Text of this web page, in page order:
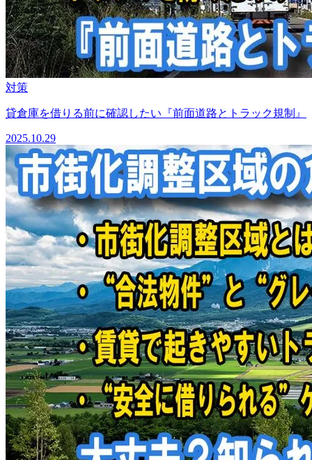
対策
貸倉庫を借りる前に確認したい『前面道路とトラック規制』
2025.10.29